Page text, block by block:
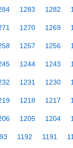
1283 1282
1270 1269
1257 1256
1244 1243
1231 1230
1218 1217
1205 1204
1192 1191